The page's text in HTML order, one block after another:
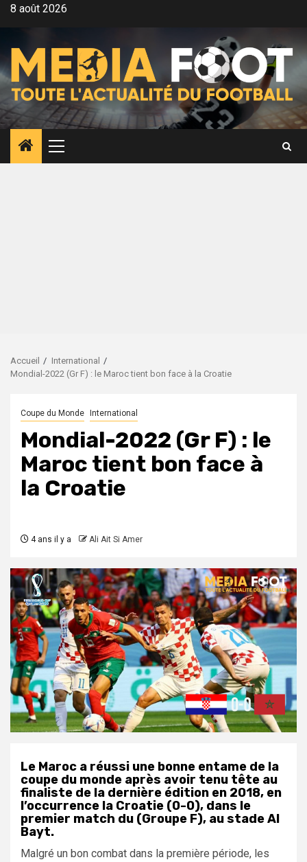
Aller8 août 2026
Menu
principal
Accueil
International
Mondial-2022 (Gr F) : le Maroc tient bon face à la Croatie
Coupe du Monde International
Mondial-2022 (Gr F) : le
Maroc tient bon face à
la Croatie
4 ans il y a Ali Ait Si Amer
Le Maroc a réussi une bonne entame de la
coupe du monde après avoir tenu tête au
finaliste de la dernière édition en 2018, en
l’occurrence la Croatie (0-0), dans le
premier match du (Groupe F), au stade Al
Bayt.
Malgré un bon combat dans la première période, les